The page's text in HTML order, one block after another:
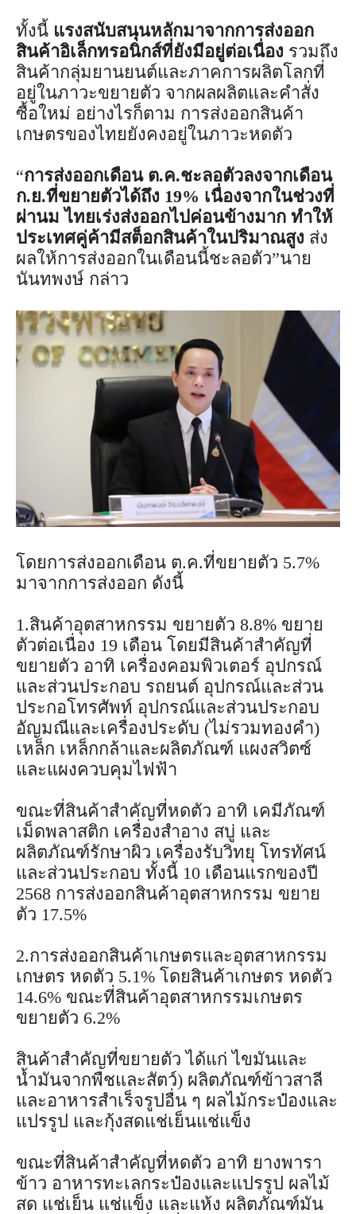
ทั้งนี้ แรงสนับสนุนหลักมาจากการส่งออก
สินค้าอิเล็กทรอนิกส์ที่ยังมีอยู่ต่อเนื่อง รวมถึง
สินค้ากลุ่มยานยนต์และภาคการผลิตโลกที่
อยู่ในภาวะขยายตัว จากผลผลิตและคำสั่ง
ซื้อใหม่ อย่างไรก็ตาม การส่งออกสินค้า
เกษตรของไทยยังคงอยู่ในภาวะหดตัว
“การส่งออกเดือน ต.ค.ชะลอตัวลงจากเดือน
ก.ย.ที่ขยายตัวได้ถึง 19% เนื่องจากในช่วงที่
ผ่านม ไทยเร่งส่งออกไปค่อนข้างมาก ทำให้
ประเทศคู่ค้ามีสต็อกสินค้าในปริมาณสูง ส่ง
ผลให้การส่งออกในเดือนนี้ชะลอตัว”นาย
นันทพงษ์ กล่าว
โดยการส่งออกเดือน ต.ค.ที่ขยายตัว 5.7%
มาจากการส่งออก ดังนี้
1.สินค้าอุตสาหกรรม ขยายตัว 8.8% ขยาย
ตัวต่อเนื่อง 19 เดือน โดยมีสินค้าสำคัญที่
ขยายตัว อาทิ เครื่องคอมพิวเตอร์ อุปกรณ์
และส่วนประกอบ รถยนต์ อุปกรณ์และส่วน
ประกอโทรศัพท์ อุปกรณ์และส่วนประกอบ
อัญมณีและเครื่องประดับ (ไม่รวมทองคำ)
เหล็ก เหล็กกล้าและผลิตภัณฑ์ แผงสวิตซ์
และแผงควบคุมไฟฟ้า
ขณะที่สินค้าสำคัญที่หดตัว อาทิ เคมีภัณฑ์
เม็ดพลาสติก เครื่องสำอาง สบู่ และ
ผลิตภัณฑ์รักษาผิว เครื่องรับวิทยุ โทรทัศน์
และส่วนประกอบ ทั้งนี้ 10 เดือนแรกของปี
2568 การส่งออกสินค้าอุตสาหกรรม ขยาย
ตัว 17.5%
2.การส่งออกสินค้าเกษตรและอุตสาหกรรม
เกษตร หดตัว 5.1% โดยสินค้าเกษตร หดตัว
14.6% ขณะที่สินค้าอุตสาหกรรมเกษตร
ขยายตัว 6.2%
สินค้าสำคัญที่ขยายตัว ได้แก่ ไขมันและ
น้ำมันจากพืชและสัตว์) ผลิตภัณฑ์ข้าวสาลี
และอาหารสำเร็จรูปอื่น ๆ ผลไม้กระป๋องและ
แปรรูป และกุ้งสดแช่เย็นแช่แข็ง
ขณะที่สินค้าสำคัญที่หดตัว อาทิ ยางพารา
ข้าว อาหารทะเลกระป๋องและแปรรูป ผลไม้
สด แช่เย็น แช่แข็ง และแห้ง ผลิตภัณฑ์มัน